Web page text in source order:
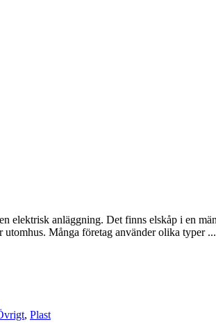
elektrisk anläggning. Det finns elskåp i en
utomhus. Många företag använder olika typer ...
, Plast